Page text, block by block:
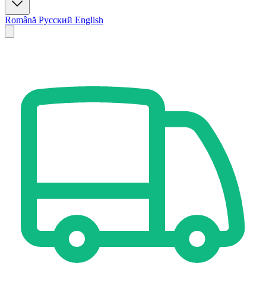
Română Русский English